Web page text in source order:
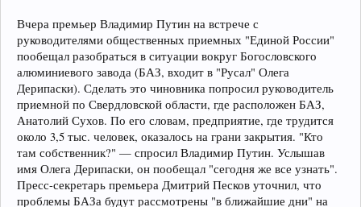
Вчера премьер Владимир Путин на встрече с
руководителями общественных приемных "Единой России"
пообещал разобраться в ситуации вокруг Богословского
алюминиевого завода (БАЗ, входит в "Русал" Олега
Дерипаски). Сделать это чиновника попросил руководитель
приемной по Свердловской области, где расположен БАЗ,
Анатолий Сухов. По его словам, предприятие, где трудится
около 3,5 тыс. человек, оказалось на грани закрытия. "Кто
там собственник?" — спросил Владимир Путин. Услышав
имя Олега Дерипаски, он пообещал "сегодня же все узнать".
Пресс-секретарь премьера Дмитрий Песков уточнил, что
проблемы БАЗа будут рассмотрены "в ближайшие дни" на